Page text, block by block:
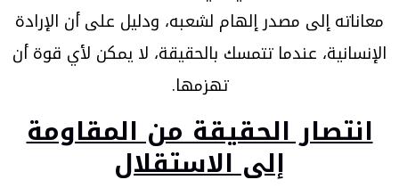
معاناته إلى مصدر إلهام لشعبه، ودليل على أن الإرادة
الإنسانية، عندما تتمسك بالحقيقة، لا يمكن لأي قوة أن
تهزمها.
انتصار الحقيقة من المقاومة
إلى الاستقلال